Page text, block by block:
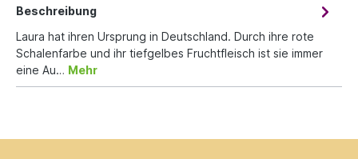
Beschreibung
Laura hat ihren Ursprung in Deutschland. Durch ihre rote
Schalenfarbe und ihr tiefgelbes Fruchtfleisch ist sie immer
eine Au… Mehr